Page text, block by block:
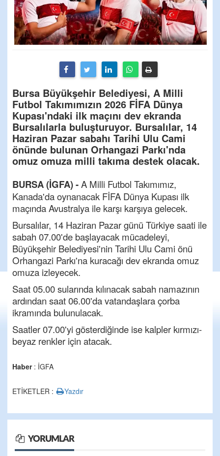
Bursa Büyükşehir Belediyesi, A Milli
Futbol Takımımızın 2026 FİFA Dünya
Kupası'ndaki ilk maçını dev ekranda
Bursalılarla buluşturuyor. Bursalılar, 14
Haziran Pazar sabahı Tarihi Ulu Cami
önünde bulunan Orhangazi Parkı'nda
omuz omuza milli takıma destek olacak.
BURSA (İGFA) -A Milli Futbol Takımımız,
Kanada'da oynanacak FİFA Dünya Kupası ilk
maçında Avustralya ile karşı karşıya gelecek.
Bursalılar, 14 Haziran Pazar günü Türkiye saati ile
sabah 07.00'de başlayacak mücadeleyi,
Büyükşehir Belediyesi'nin Tarihi Ulu Cami önü
Orhangazi Parkı'na kuracağı dev ekranda omuz
omuza izleyecek.
Saat 05.00 sularında kılınacak sabah namazının
ardından saat 06.00'da vatandaşlara çorba
ikramında bulunulacak.
Saatler 07.00'yi gösterdiğinde ise kalpler kırmızı-
beyaz renkler için atacak.
Haber: İGFA
ETİKETLER : Yazdır
YORUMLAR